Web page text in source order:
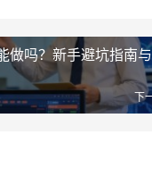
做吗？新手避坑指南
下